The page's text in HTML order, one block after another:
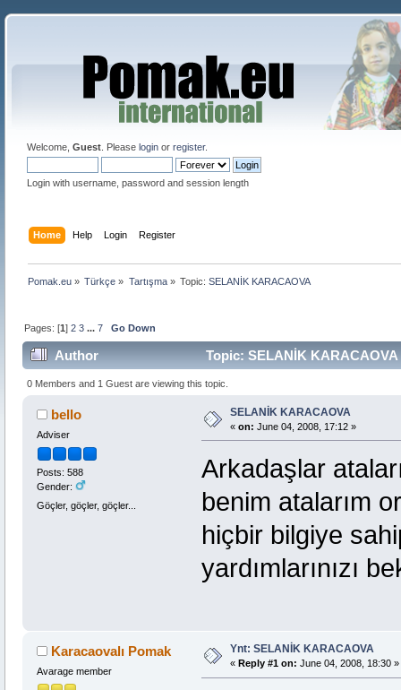
Welcome, Guest. Please loginor register.
Login with username, password and session length
Home Help Login Register
Pomak.eu » Türkçe » Tartışma» Topic:SELANİK KARACAOVA
Pages: [1]2 3 ...7 Go Down
Author Topic: SELANİK
0 Members and 1 Guest are viewing this topic.
bello
Adviser
Posts: 588
Gender:
Göçler, göçler, göçler...
SELANİK KARACAOVA
« on: June 04, 2008, 17:12 »
Arkadaşlar
benim atalarım
hiçbir bilgiye
yardımlarınızı
Karacaovalı Pomak
Avarage member
Ynt: SELANİK KARACAOVA
« Reply #1 on: June 04, 2008, 18:30 »